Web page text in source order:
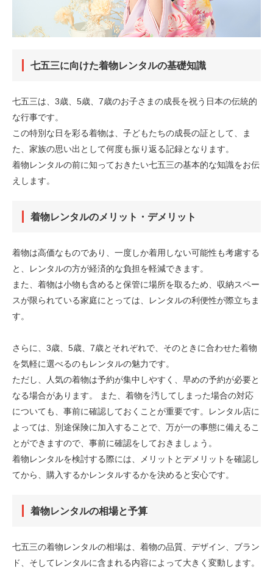
七五三に向けた着物レンタルの基礎知識
七五三は、3歳、5歳、7歳のお子さまの成長を祝う日本の伝統的
な行事です。
この特別な日を彩る着物は、子どもたちの成長の証として、ま
た、家族の思い出として何度も振り返る記録となります。
着物レンタルの前に知っておきたい七五三の基本的な知識をお伝
えします。
着物レンタルのメリット・デメリット
着物は高価なものであり、一度しか着用しない可能性も考慮する
と、レンタルの方が経済的な負担を軽減できます。
また、着物は小物も含めると保管に場所を取るため、収納スペー
スが限られている家庭にとっては、レンタルの利便性が際立ちま
す。
さらに、3歳、5歳、7歳とそれぞれで、そのときに合わせた着物
を気軽に選べるのもレンタルの魅力です。
ただし、人気の着物は予約が集中しやすく、早めの予約が必要と
なる場合があります。 また、着物を汚してしまった場合の対応
についても、事前に確認しておくことが重要です。レンタル店に
よっては、別途保険に加入することで、万が一の事態に備えるこ
とができますので、事前に確認をしておきましょう。
着物レンタルを検討する際には、メリットとデメリットを確認し
てから、購入するかレンタルするかを決めると安心です。
着物レンタルの相場と予算
七五三の着物レンタルの相場は、着物の品質、デザイン、ブラン
ド、そしてレンタルに含まれる内容によって大きく変動します。